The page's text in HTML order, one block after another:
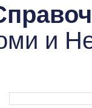
и